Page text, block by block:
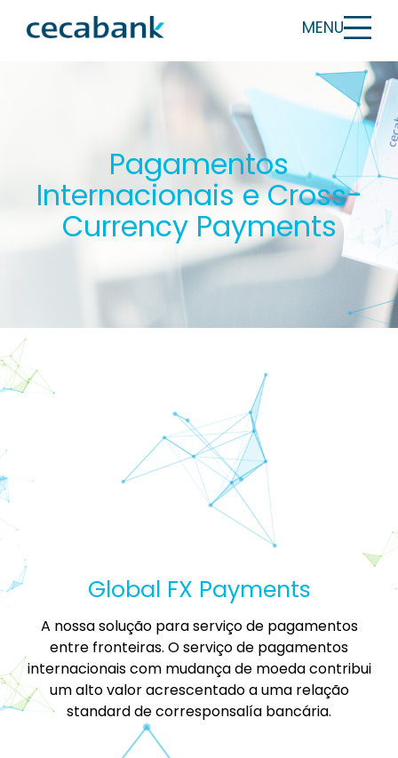
MENU
Pagamentos
Internacionais e Cross-
Currency Payments
Global FX Payments
A nossa solução para serviço de pagamentos
entre fronteiras. O serviço de pagamentos
internacionais com mudança de moeda contribui
um alto valor acrescentado a uma relação
standard de corresponsalía bancária.